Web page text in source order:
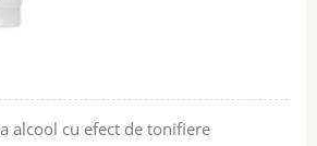
alcool cu efect de tonifiere